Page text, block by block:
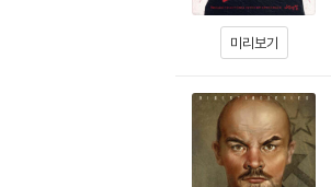
미리보기